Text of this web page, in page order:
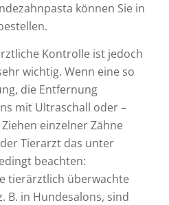
können Sie in
Kontrolle ist jedoch
wichtig. Wenn eine so
die Entfernung
mit Ultraschall oder –
einzelner Zähne
Tierarzt das unter
beachten:
tierärztlich überwachte
B. in Hundesalons, sind